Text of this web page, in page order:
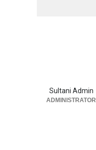
Sultani Admin
ADMINISTRATOR